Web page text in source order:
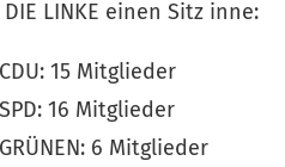
LINKE einen Sitz inne:
15 Mitglieder
16 Mitglieder
6 Mitglieder